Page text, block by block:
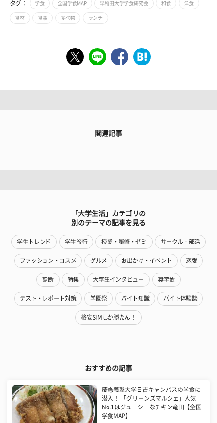
タグ： 学食 全国学食MAP 早稲田大学学食研究会 和食 洋食
食材 食事 食べ物 ランチ
関連記事
「大学生活」カテゴリの
別のテーマの記事を見る
学生トレンド 学生旅行 授業・履修・ゼミ サークル・部活
ファッション・コスメ グルメ お出かけ・イベント 恋愛
診断 特集 大学生インタビュー 奨学金
テスト・レポート対策 学園祭 バイト知識 バイト体験談
格安SIMしか勝たん！
おすすめの記事
慶應義塾大学日吉キャンパスの学食に
潜入！ 「グリーンズマルシェ」人気
No.1はジューシーなチキン竜田【全国
学食MAP】